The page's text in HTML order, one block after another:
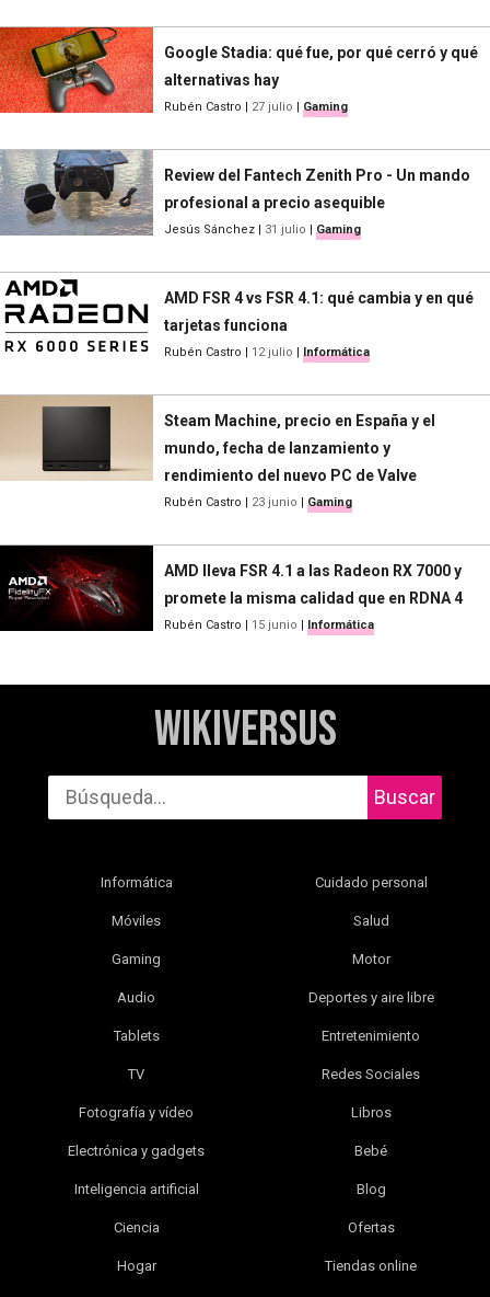
Google Stadia: qué fue, por qué cerró y qué
alternativas hay
Rubén Castro | 27 julio | Gaming
Review del Fantech Zenith Pro - Un mando
profesional a precio asequible
Jesús Sánchez | 31 julio | Gaming
AMD FSR 4 vs FSR 4.1: qué cambia y en qué
tarjetas funciona
Rubén Castro | 12 julio | Informática
Steam Machine, precio en España y el
mundo, fecha de lanzamiento y
rendimiento del nuevo PC de Valve
Rubén Castro | 23 junio | Gaming
AMD lleva FSR 4.1 a las Radeon RX 7000 y
promete la misma calidad que en RDNA 4
Rubén Castro | 15 junio | Informática
WikiVersus
Buscar
Informática
Móviles
Gaming
Audio
Tablets
TV
Fotografía y vídeo
Electrónica y gadgets
Inteligencia artificial
Ciencia
Hogar
Cuidado personal
Salud
Motor
Deportes y aire libre
Entretenimiento
Redes Sociales
Libros
Bebé
Blog
Ofertas
Tiendas online